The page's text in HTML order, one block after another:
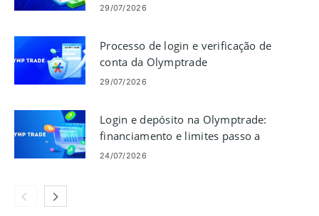
29/07/2026
Processo de login e verificação de
conta da Olymptrade
29/07/2026
Login e depósito na Olymptrade:
financiamento e limites passo a
passo
24/07/2026